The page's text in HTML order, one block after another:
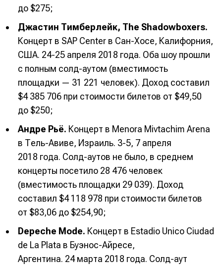
до $275;
Джастин Тимберлейк, The Shadowboxers.
Концерт в SAP Center в Сан-Хосе, Калифорния,
США. 24-25 апреля 2018 года. Оба шоу прошли
с полным солд-аутом (вместимость
площадки — 31 221 человек). Доход составил
$4 385 706 при стоимости билетов от $49,50
до $250;
Андре Рьё. Концерт в Menora Mivtachim Arena
в Тель-Авиве, Израиль. 3-5, 7 апреля
2018 года. Солд-аутов не было, в среднем
концерты посетило 28 476 человек
(вместимость площадки 29 039). Доход
составил $4 118 978 при стоимости билетов
от $83,06 до $254,90;
Depeche Mode. Концерт в Estadio Unico Ciudad
de La Plata в Буэнос-Айресе,
Аргентина. 24 марта 2018 года. Солд-аут